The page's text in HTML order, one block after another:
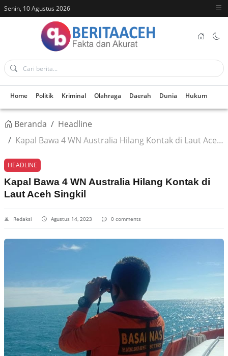
Senin, 10 Agustus 2026
Home Politik Kriminal Olahraga Daerah Dunia Hukum
Beranda
Headline
Kapal Bawa 4 WN Australia Hilang Kontak di Laut Aceh Singkil
HEADLINE
Kapal Bawa 4 WN Australia Hilang Kontak di
Laut Aceh Singkil
Redaksi Agustus 14, 2023 0 comments